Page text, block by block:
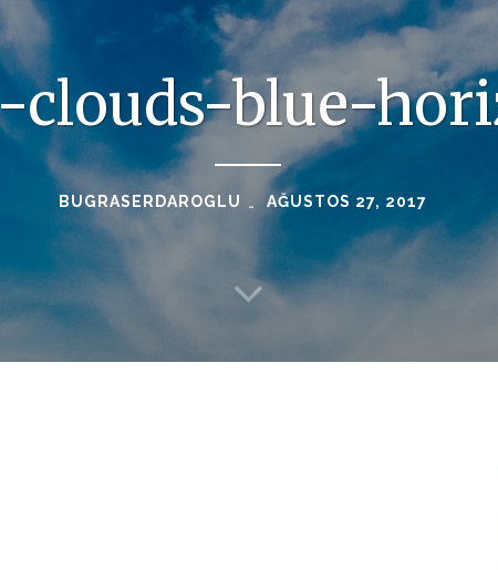
clouds-blue-
BUGRASERDAROGLU AĞUSTOS 27, 2017